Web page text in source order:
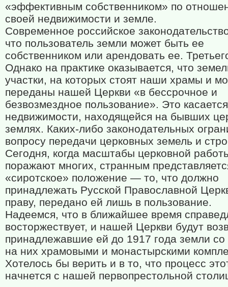
«эффективным собственником» по
своей недвижимости и земле.
Современное российское
что пользователь земли может быть ее
собственником или арендовать ее.
Однако на практике оказывается, что
участки, на которых стоят наши храмы и
переданы нашей Церкви «в бессрочное и
безвозмездное пользование». Это
недвижимости, находящейся на бывших
землях. Каких-либо законодательных
вопросу передачи церковных земель и
Сегодня, когда масштабы церковной
поражают многих, странным
«сиротское» положение — то, что должно
принадлежать Русской Православной
праву, передано ей лишь в пользование.
Надеемся, что в ближайшее время
восторжествует, и нашей Церкви будут
принадлежавшие ей до 1917 года земли
на них храмовыми и монастырскими
Хотелось бы верить и в то, что процесс
начнется с нашей первопрестольной